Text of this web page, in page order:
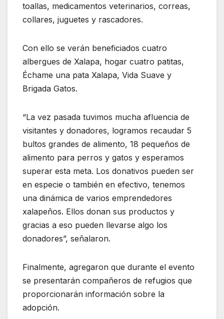
toallas, medicamentos veterinarios, correas,
collares, juguetes y rascadores.
Con ello se verán beneficiados cuatro
albergues de Xalapa, hogar cuatro patitas,
Échame una pata Xalapa, Vida Suave y
Brigada Gatos.
“La vez pasada tuvimos mucha afluencia de
visitantes y donadores, logramos recaudar 5
bultos grandes de alimento, 18 pequeños de
alimento para perros y gatos y esperamos
superar esta meta. Los donativos pueden ser
en especie o también en efectivo, tenemos
una dinámica de varios emprendedores
xalapeños. Ellos donan sus productos y
gracias a eso pueden llevarse algo los
donadores”, señalaron.
Finalmente, agregaron que durante el evento
se presentarán compañeros de refugios que
proporcionarán información sobre la
adopción.